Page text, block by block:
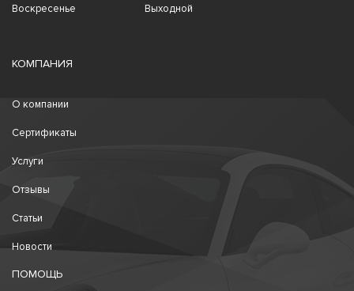
Воскресенье Выходной
КОМПАНИЯ
О компании
Сертификаты
Услуги
Отзывы
Статьи
Новости
ПОМОЩЬ